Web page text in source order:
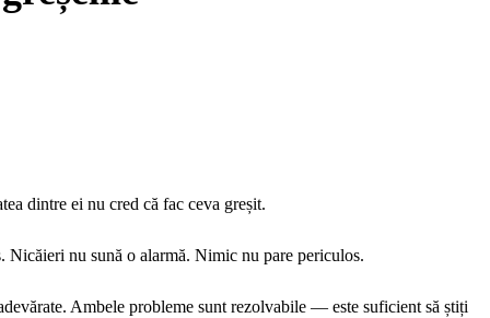
dintre ei nu cred că fac ceva greșit.
Nicăieri nu sună o alarmă. Nimic nu pare periculos.
Ambele probleme sunt rezolvabile — este suficient să știți